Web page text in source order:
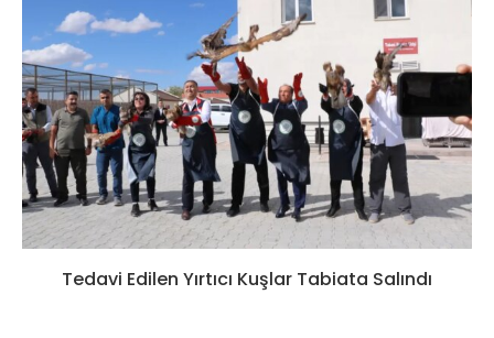
Tedavi Edilen Yırtıcı Kuşlar Tabiata Salındı